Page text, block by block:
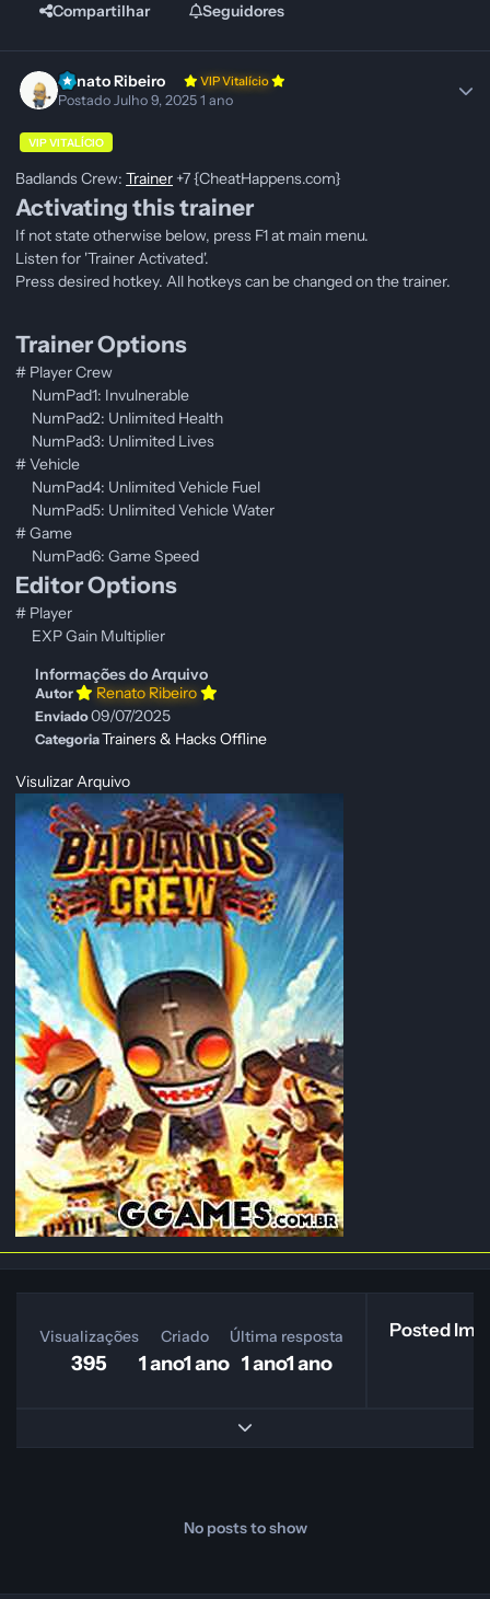
Compartilhar Seguidores
Renato Ribeiro VIP Vitalício
PostadoJulho 9, 20251 ano
VIP VITALÍCIO
Badlands Crew: Trainer +7 {CheatHappens.com}
Activating this trainer
If not state otherwise below, press F1 at main menu.
Listen for 'Trainer Activated'.
Press desired hotkey. All hotkeys can be changed on the trainer.
Trainer Options
# Player Crew
NumPad1: Invulnerable
NumPad2: Unlimited Health
NumPad3: Unlimited Lives
# Vehicle
NumPad4: Unlimited Vehicle Fuel
NumPad5: Unlimited Vehicle Water
# Game
NumPad6: Game Speed
Editor Options
# Player
EXP Gain Multiplier
Informações do Arquivo
Autor Renato Ribeiro
Enviado09/07/2025
CategoriaTrainers & Hacks Offline
Visulizar Arquivo
Visualizações
395
Criado
1 ano1 ano
Última resposta
1 ano1 ano
Posted
Expand topic overview
No posts to show